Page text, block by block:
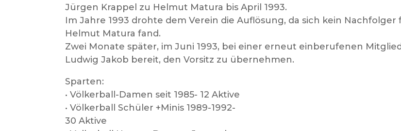
Jürgen Krappel zu Helmut Matura bis April 1993.
Im Jahre 1993 drohte dem Verein die Auflösung, da sich kein
Helmut Matura fand.
Zwei Monate später, im Juni 1993, bei einer erneut einberufenen
Ludwig Jakob bereit, den Vorsitz zu übernehmen.
Sparten:
• Völkerball-Damen seit 1985- 12 Aktive
• Völkerball Schüler +Minis 1989-1992-
30 Aktive